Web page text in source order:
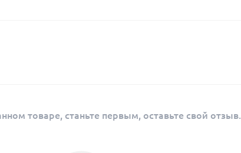
товаре, станьте первым, оставьте свой отзыв.